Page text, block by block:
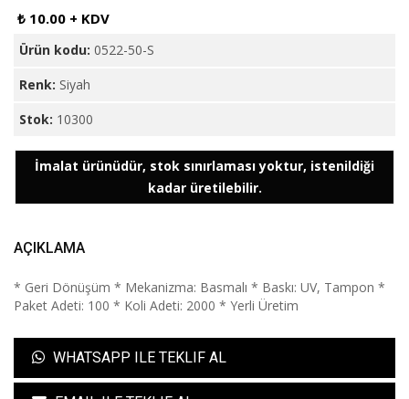
₺ 10.00 + KDV
Ürün kodu: 0522-50-S
Renk: Siyah
Stok: 10300
İmalat ürünüdür, stok sınırlaması yoktur, istenildiği
kadar üretilebilir.
AÇIKLAMA
* Geri Dönüşüm * Mekanizma: Basmalı * Baskı: UV, Tampon *
Paket Adeti: 100 * Koli Adeti: 2000 * Yerli Üretim
WHATSAPP ILE TEKLIF AL